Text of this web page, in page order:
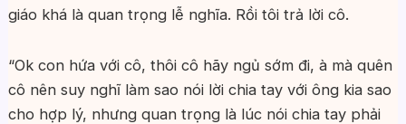
giáo khá là quan trọng lễ nghĩa. Rồi tôi trả lời cô.
“Ok con hứa với cô, thôi cô hãy ngủ sớm đi, à mà quên
cô nên suy nghĩ làm sao nói lời chia tay với ông kia sao
cho hợp lý, nhưng quan trọng là lúc nói chia tay phải